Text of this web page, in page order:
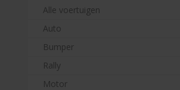
Alle voertuigen
Auto
Bumper
Rally
Motor